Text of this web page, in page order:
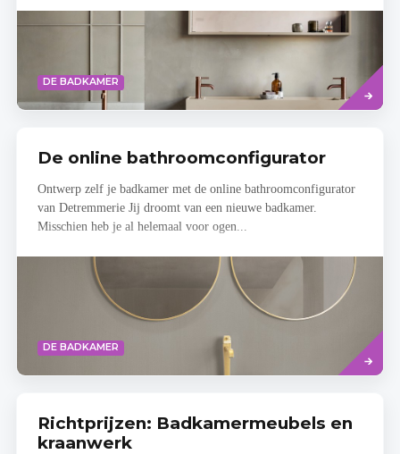
DE BADKAMER
Read
more
De online bathroomconfigurator
Ontwerp zelf je badkamer met de online bathroomconfigurator
van Detremmerie Jij droomt van een nieuwe badkamer.
Misschien heb je al helemaal voor ogen...
DE BADKAMER
more
Richtprijzen: Badkamermeubels en
kraanwerk